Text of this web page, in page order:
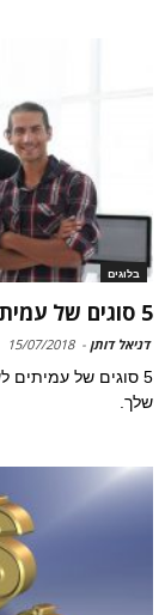
בלוגים
5 סוגים של עמיתים לעבודה שאתה צריך
דניאל דותן -
15/07/2018
5 סוגים של
שלך.